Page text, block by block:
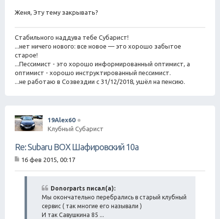
е
е
Женя, Эту тему закрывать?
Стабильного наддува тебе Субарист!
...нет ничего нового: все новое — это хорошо забытое
старое!
...Пессимист - это хорошо информированный оптимист, а
оптимист - хорошо инструктированный пессимист.
...не работаю в Созвездии с 31/12/2018, ушёл на пенсию.
19Alex60
Клубный Субарист
Re: Subaru BOX Шафировский 10а
16 фев 2015, 00:17
Donorparts писал(а):
Мы окончательно перебрались в старый клубный
сервис ( так многие его называли )
И так Савушкина 85 ...